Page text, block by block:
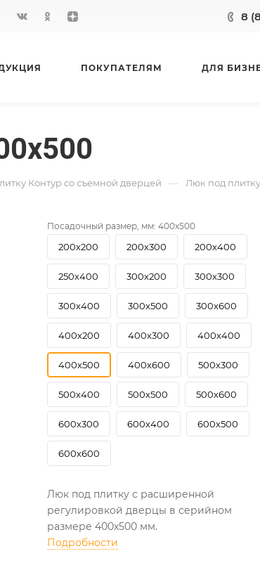
8
ПОКУПАТЕЛЯМ ДЛЯ
Контур со съемной дверцей — Люк под
Посадочный размер, мм: 400х500
200х200 200х300 200х400
250х400 300х200 300х300
300х400 300х500 300х600
400х200 400х300 400х400
400х500 400х600 500х300
500х400 500х500 500х600
600х300 600х400 600х500
600х600
Люк под плитку с расширенной
регулировкой дверцы в серийном
размере 400х500 мм.
Подробности